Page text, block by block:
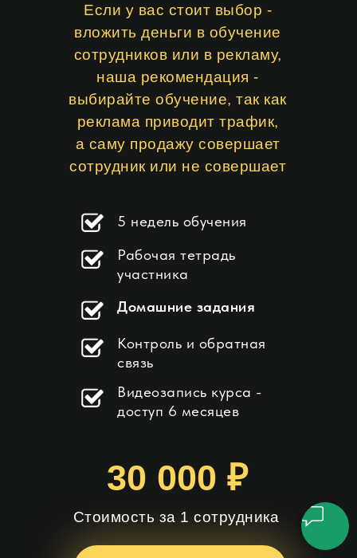
Если у вас стоит выбор -
вложить деньги в обучение
сотрудников или в рекламу,
наша рекомендация -
выбирайте обучение, так как
реклама приводит трафик,
а саму продажу совершает
сотрудник или не совершает
30 000 ₽
Стоимость за 1 сотрудника
5 недель обучения
Домашние задания
Контроль и обратная
связь
Рабочая тетрадь
участника
Видеозапись курса -
доступ 6 месяцев